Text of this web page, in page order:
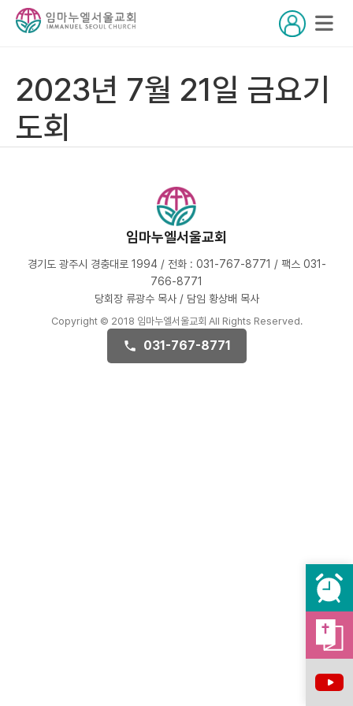
2023년 7월 21일 금요기
도회
임마누엘서울교회
경기도 광주시 경충대로 1994 / 전화 : 031-767-8771 / 팩스 031-
766-8771
당회장 류광수 목사 / 담임 황상배 목사
Copyright © 2018 임마누엘서울교회 All Rights Reserved.
031-767-8771